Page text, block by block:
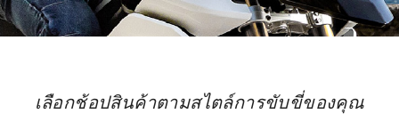
เลือกช้อปสินค้าตามสไตล์การขับขี่ของคุณ